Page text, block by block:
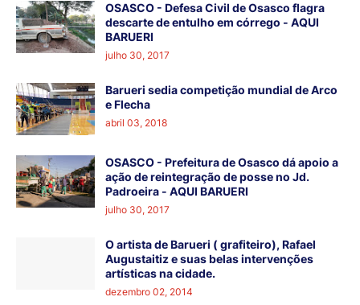
OSASCO - Defesa Civil de Osasco flagra
descarte de entulho em córrego - AQUI
BARUERI
julho 30, 2017
Barueri sedia competição mundial de Arco
e Flecha
abril 03, 2018
OSASCO - Prefeitura de Osasco dá apoio a
ação de reintegração de posse no Jd.
Padroeira - AQUI BARUERI
julho 30, 2017
O artista de Barueri ( grafiteiro), Rafael
Augustaitiz e suas belas intervenções
artísticas na cidade.
dezembro 02, 2014